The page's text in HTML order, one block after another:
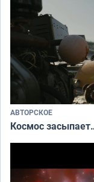
АВТОРСКОЕ
Космос